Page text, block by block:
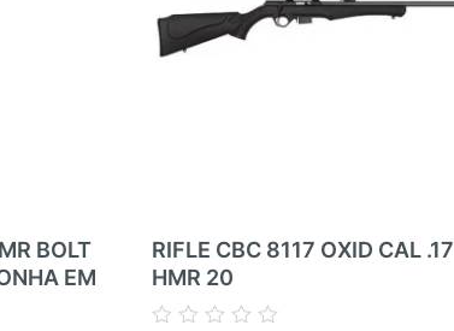
BOLT
EM
RIFLE CBC 8117 OXID CAL .17
HMR 20